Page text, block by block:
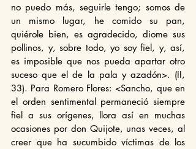
no puedo más, seguirle tengo; somos de
un mismo lugar, he comido su pan,
quiérole bien, es agradecido, diome sus
pollinos, y, sobre todo, yo soy fiel, y, así,
es imposible que nos pueda apartar otro
suceso que el de la pala y azadón>. (II,
33). Para Romero Flores: <Sancho, que en
el orden sentimental permaneció siempre
fiel a sus orígenes, llora así en muchas
ocasiones por don Quijote, unas veces, al
creer que ha sucumbido víctimas de los